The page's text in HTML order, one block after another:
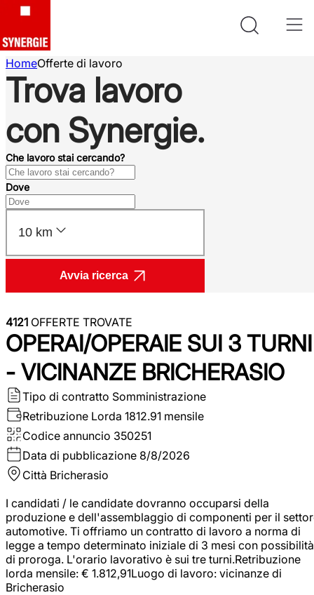
HomeOfferte di lavoro
Trova lavoro
con Synergie.
Che lavoro stai cercando?
Dove
10 km
Avvia ricerca
4121 OFFERTE TROVATE
OPERAI/OPERAIE SUI 3 TURNI
- VICINANZE BRICHERASIO
Tipo di contratto Somministrazione
Retribuzione Lorda 1812.91 mensile
Codice annuncio 350251
Data di pubblicazione 8/8/2026
Città Bricherasio
I candidati / le candidate dovranno occuparsi della
produzione e dell'assemblaggio di componenti per il
automotive. Ti offriamo un contratto di lavoro a norma di
legge a tempo determinato iniziale di 3 mesi con possibilità
di proroga. L'orario lavorativo è sui tre turni.Retribuzione
lorda mensile: € 1.812,91Luogo di lavoro: vicinanze di
Bricherasio